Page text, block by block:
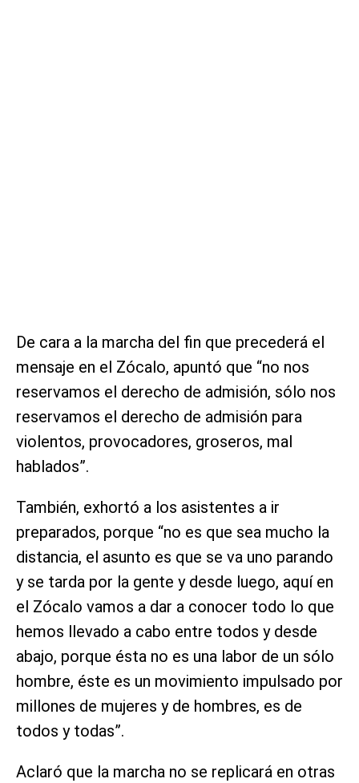
De cara a la marcha del fin que precederá el
mensaje en el Zócalo, apuntó que “no nos
reservamos el derecho de admisión, sólo nos
reservamos el derecho de admisión para
violentos, provocadores, groseros, mal
hablados”.
También, exhortó a los asistentes a ir
preparados, porque “no es que sea mucho la
distancia, el asunto es que se va uno parando
y se tarda por la gente y desde luego, aquí en
el Zócalo vamos a dar a conocer todo lo que
hemos llevado a cabo entre todos y desde
abajo, porque ésta no es una labor de un sólo
hombre, éste es un movimiento impulsado por
millones de mujeres y de hombres, es de
todos y todas”.
Aclaró que la marcha no se replicará en otras